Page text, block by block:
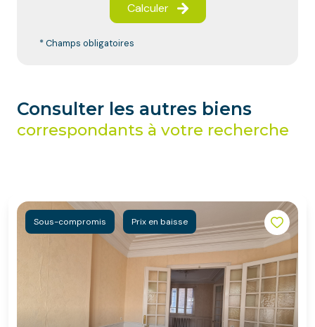
Calculer
* Champs obligatoires
Consulter les autres biens
correspondants à votre recherche
Sous-compromis Prix en baisse